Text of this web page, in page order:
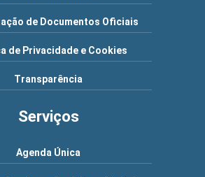
de Documentos Oficiais
de Privacidade e Cookies
Transparência
Serviços
Agenda Única